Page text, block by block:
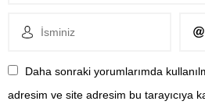
Daha sonraki yorumlarımda
adresim ve site adresim bu tarayıcıya